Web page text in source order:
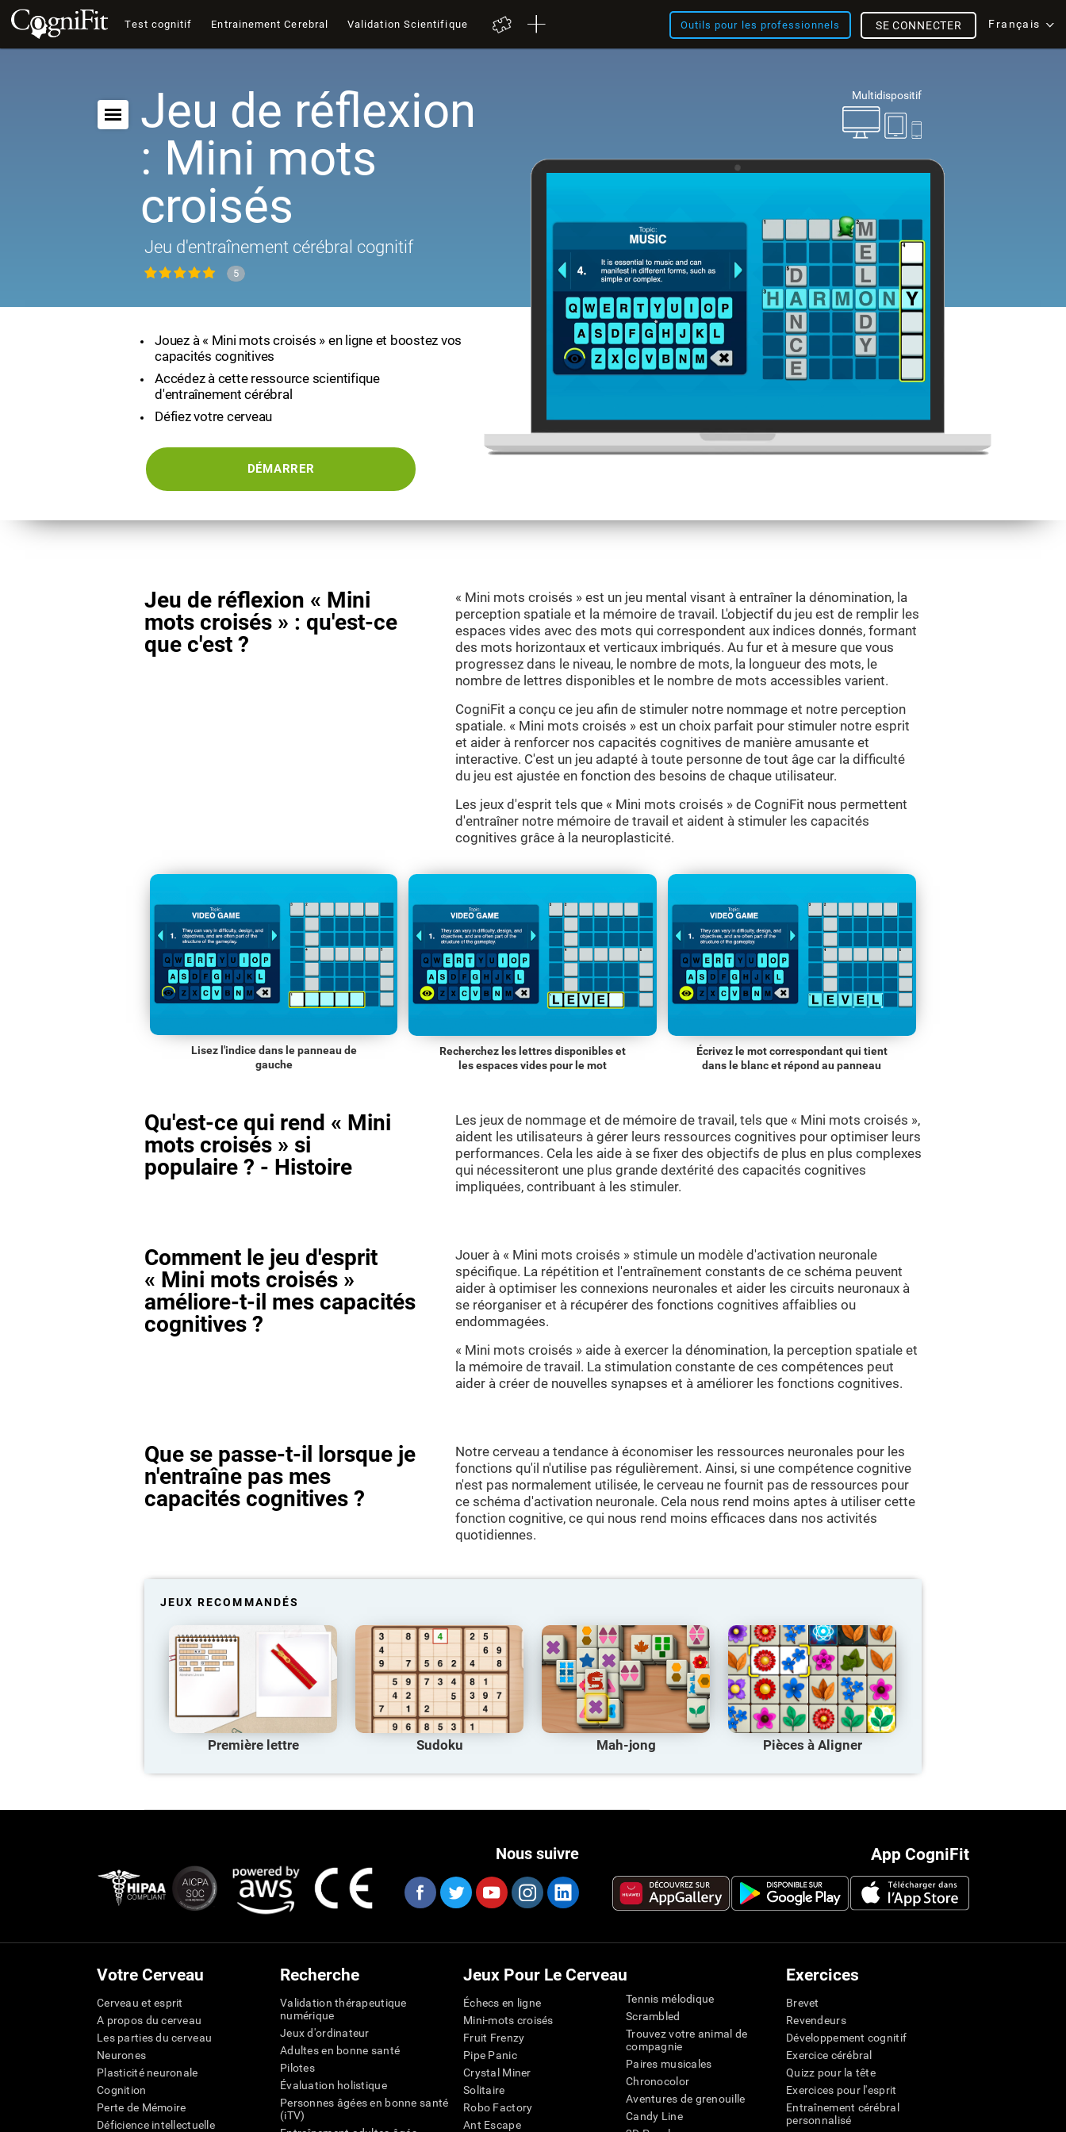
Test cognitif Entrainement Cerebral Validation Scientifique Outils pour les professionnels Français
SE CONNECTER
Multidispositif
Jeu de réflexion
: Mini mots
croisés
Jeu d'entraînement cérébral cognitif
5
Jouez à « Mini mots croisés » en ligne et boostez vos
capacités cognitives
Accédez à cette ressource scientifique
d'entraînement cérébral
Défiez votre cerveau
DÉMARRER
Jeu de réflexion « Mini
mots croisés » : qu'est-ce
que c'est ?
« Mini mots croisés » est un jeu mental visant à entraîner la dénomination, la
perception spatiale et la mémoire de travail. L'objectif du jeu est de remplir les
espaces vides avec des mots qui correspondent aux indices donnés, formant
des mots horizontaux et verticaux imbriqués. Au fur et à mesure que vous
progressez dans le niveau, le nombre de mots, la longueur des mots, le
nombre de lettres disponibles et le nombre de mots accessibles varient.
CogniFit a conçu ce jeu afin de stimuler notre nommage et notre perception
spatiale. « Mini mots croisés » est un choix parfait pour stimuler notre esprit
et aider à renforcer nos capacités cognitives de manière amusante et
interactive. C'est un jeu adapté à toute personne de tout âge car la difficulté
du jeu est ajustée en fonction des besoins de chaque utilisateur.
Les jeux d'esprit tels que « Mini mots croisés » de CogniFit nous permettent
d'entraîner notre mémoire de travail et aident à stimuler les capacités
cognitives grâce à la neuroplasticité.
Lisez l'indice dans le panneau de
gauche
Recherchez les lettres disponibles et
les espaces vides pour le mot
Écrivez le mot correspondant qui tient
dans le blanc et répond au panneau
Qu'est-ce qui rend « Mini
mots croisés » si
populaire ? - Histoire
Les jeux de nommage et de mémoire de travail, tels que « Mini mots croisés »,
aident les utilisateurs à gérer leurs ressources cognitives pour optimiser leurs
performances. Cela les aide à se fixer des objectifs de plus en plus complexes
qui nécessiteront une plus grande dextérité des capacités cognitives
impliquées, contribuant à les stimuler.
Comment le jeu d'esprit
« Mini mots croisés »
améliore-t-il mes capacités
cognitives ?
Jouer à « Mini mots croisés » stimule un modèle d'activation neuronale
spécifique. La répétition et l'entraînement constants de ce schéma peuvent
aider à optimiser les connexions neuronales et aider les circuits neuronaux à
se réorganiser et à récupérer des fonctions cognitives affaiblies ou
endommagées.
« Mini mots croisés » aide à exercer la dénomination, la perception spatiale et
la mémoire de travail. La stimulation constante de ces compétences peut
aider à créer de nouvelles synapses et à améliorer les fonctions cognitives.
Que se passe-t-il lorsque je
n'entraîne pas mes
capacités cognitives ?
Notre cerveau a tendance à économiser les ressources neuronales pour les
fonctions qu'il n'utilise pas régulièrement. Ainsi, si une compétence cognitive
n'est pas normalement utilisée, le cerveau ne fournit pas de ressources pour
ce schéma d'activation neuronale. Cela nous rend moins aptes à utiliser cette
fonction cognitive, ce qui nous rend moins efficaces dans nos activités
quotidiennes.
JEUX RECOMMANDÉS
Première lettre Sudoku Mah-jong Pièces à Aligner
App CogniFit
Nous suivre
Votre Cerveau
Cerveau et esprit
A propos du cerveau
Les parties du cerveau
Neurones
Plasticité neuronale
Cognition
Perte de Mémoire
Déficience intellectuelle
Recherche
Validation thérapeutique
numérique
Jeux d'ordinateur
Adultes en bonne santé
Pilotes
Évaluation holistique
Personnes âgées en bonne santé
(iTV)
Jeux Pour Le Cerveau
Échecs en ligne
Mini-mots croisés
Fruit Frenzy
Pipe Panic
Crystal Miner
Solitaire
Robo Factory
Ant Escape
Tennis mélodique
Scrambled
Trouvez votre animal de
compagnie
Paires musicales
Chronocolor
Aventures de grenouille
Candy Line
Exercices
Brevet
Revendeurs
Développement cognitif
Exercice cérébral
Quizz pour la tête
Exercices pour l'esprit
Entraînement cérébral
personnalisé